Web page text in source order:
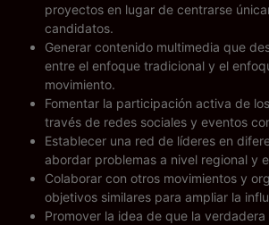
proyectos en lugar de centrarse
candidatos.
Generar contenido multimedia que
entre el enfoque tradicional y el
movimiento.
Fomentar la participación activa de
través de redes sociales y eventos
Establecer una red de líderes en
abordar problemas a nivel regional y
Colaborar con otros movimientos y
objetivos similares para ampliar la
Promover la idea de que la